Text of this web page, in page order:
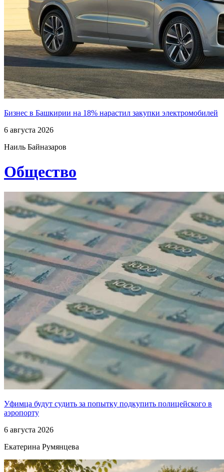
Бизнес в Башкирии на 18% нарастил закупки электромобилей
6 августа 2026
Наиль Байназаров
Общество
Уфимца будут судить за попытку подкупить полицейского в
аэропорту
6 августа 2026
Екатерина Румянцева